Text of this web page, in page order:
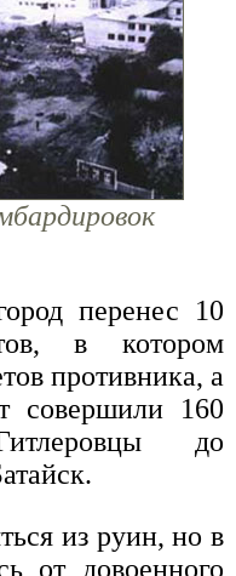
перенес 10
в котором
противника, а
совершили 160
до
из руин, но в
от довоенного